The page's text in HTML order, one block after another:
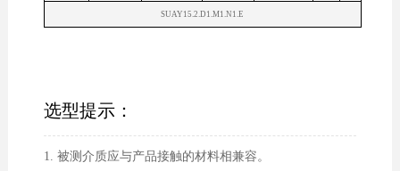
SUAY15.2.D1.M1.N1.E
选型提示：
1. 被测介质应与产品接触的材料相兼容。